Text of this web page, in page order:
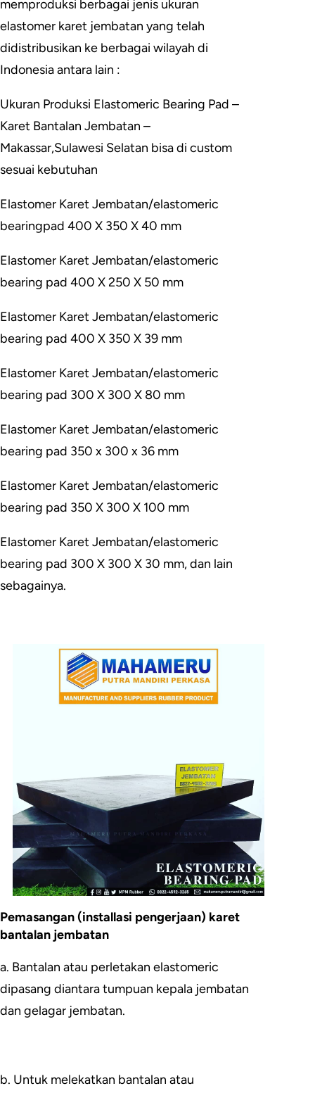
memproduksi berbagai jenis ukuran
elastomer karet jembatan yang telah
didistribusikan ke berbagai wilayah di
Indonesia antara lain :
Ukuran Produksi Elastomeric Bearing Pad –
Karet Bantalan Jembatan –
Makassar,Sulawesi Selatan bisa di custom
sesuai kebutuhan
Elastomer Karet Jembatan/elastomeric
bearingpad 400 X 350 X 40 mm
Elastomer Karet Jembatan/elastomeric
bearing pad 400 X 250 X 50 mm
Elastomer Karet Jembatan/elastomeric
bearing pad 400 X 350 X 39 mm
Elastomer Karet Jembatan/elastomeric
bearing pad 300 X 300 X 80 mm
Elastomer Karet Jembatan/elastomeric
bearing pad 350 x 300 x 36 mm
Elastomer Karet Jembatan/elastomeric
bearing pad 350 X 300 X 100 mm
Elastomer Karet Jembatan/elastomeric
bearing pad 300 X 300 X 30 mm, dan lain
sebagainya.
Pemasangan (installasi pengerjaan) karet
bantalan jembatan
a. Bantalan atau perletakan elastomeric
dipasang diantara tumpuan kepala jembatan
dan gelagar jembatan.
b. Untuk melekatkan bantalan atau